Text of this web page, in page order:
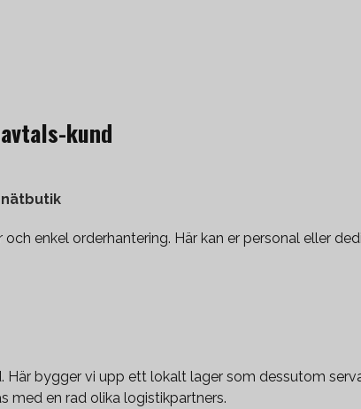
kund
enkel orderhantering. Här kan er personal eller
bygger vi upp ett lokalt lager som dessutom
med en rad olika logistikpartners.